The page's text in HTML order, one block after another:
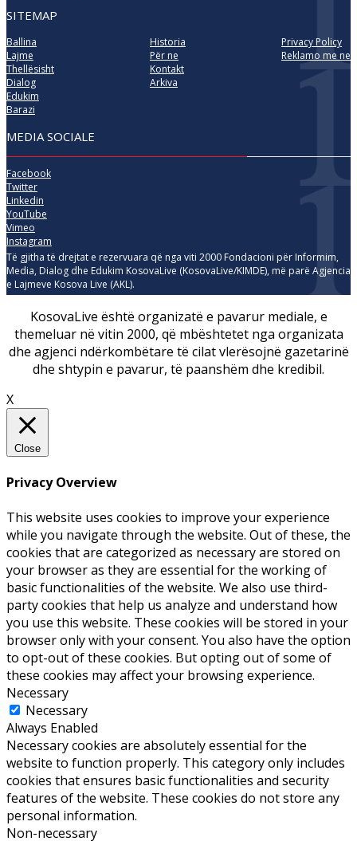
SITEMAP
Ballina
Lajme
Thellësisht
Dialog
Edukim
Barazi
Historia
Për ne
Kontakt
Arkiva
Privacy Policy
Reklamo me ne
MEDIA SOCIALE
Facebook
Twitter
Linkedin
YouTube
Vimeo
Instagram
Të gjitha të drejtat e rezervuara që nga viti 2000 Fondacioni për Informim,
Media, Dialog dhe Edukim KosovaLive (KosovaLive/KIMDE), më parë Agjencia
e Lajmeve Kosova Live (AKL).
KosovaLive është organizatë e pavarur mediale, e
themeluar në vitin 2000, që mbështetet nga organizata
dhe agjenci ndërkombëtare të cilat vlerësojnë gazetarinë
dhe shtypin e pavarur, të paanshëm dhe kredibil.
X
Close
Privacy Overview
This website uses cookies to improve your experience
while you navigate through the website. Out of these, the
cookies that are categorized as necessary are stored on
your browser as they are essential for the working of
basic functionalities of the website. We also use third-
party cookies that help us analyze and understand how
you use this website. These cookies will be stored in your
browser only with your consent. You also have the option
to opt-out of these cookies. But opting out of some of
these cookies may affect your browsing experience.
Necessary
Necessary
Always Enabled
Necessary cookies are absolutely essential for the
website to function properly. This category only includes
cookies that ensures basic functionalities and security
features of the website. These cookies do not store any
personal information.
Non-necessary